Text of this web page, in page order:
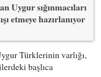
Uygur sığınmacıları
etmeye hazırlanıyor
Türklerinin varlığı,
başlıca